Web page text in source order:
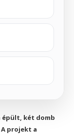
épült, két domb
projekt a